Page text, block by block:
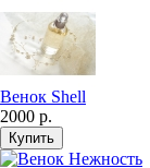
Венок Shell
2000 р.